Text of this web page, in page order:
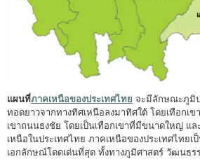
แผนที่ภาคเหนือของประเทศไทย จะมีลักษณะภูมิป
ทอดยาวจากทางทิศเหนือลงมาทิศใต้ โดยเทือกเ
เขาถนนธงชัย โดยเป็นเทือกเขาที่มีขนาดใหญ่ แ
เหนือในประเทศไทย ภาคเหนือของประเทศไทย
เอกลักษณ์โดดเด่นที่สุด ทั้งทางภูมิศาสตร์ วัฒนธร